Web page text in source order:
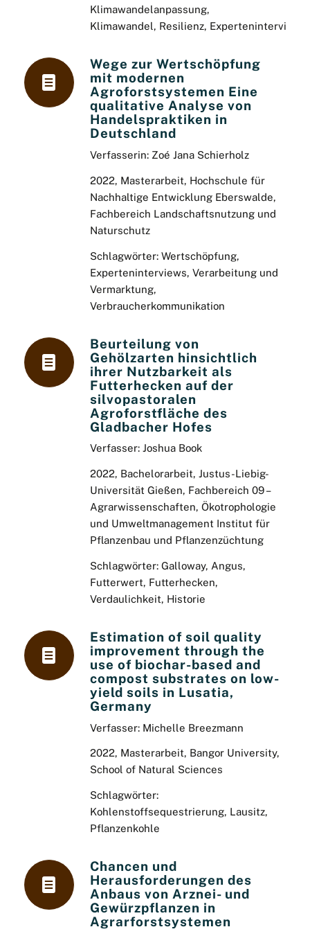
Klimawandelanpassung,
Klimawandel, Resilienz, Experteninterviews
Wege zur Wertschöpfung
mit modernen
Agroforstsystemen Eine
qualitative Analyse von
Handelspraktiken in
Deutschland
Verfasserin: Zoé Jana Schierholz
2022, Masterarbeit, Hochschule für
Nachhaltige Entwicklung Eberswalde,
Fachbereich Landschaftsnutzung und
Naturschutz
Schlagwörter: Wertschöpfung,
Experteninterviews, Verarbeitung und
Vermarktung,
Verbraucherkommunikation
Beurteilung von
Gehölzarten hinsichtlich
ihrer Nutzbarkeit als
Futterhecken auf der
silvopastoralen
Agroforstfläche des
Gladbacher Hofes
Verfasser: Joshua Book
2022, Bachelorarbeit, Justus-Liebig-
Universität Gießen, Fachbereich 09 –
Agrarwissenschaften, Ökotrophologie
und Umweltmanagement Institut für
Pflanzenbau und Pflanzenzüchtung
Schlagwörter: Galloway, Angus,
Futterwert, Futterhecken,
Verdaulichkeit, Historie
Estimation of soil quality
improvement through the
use of biochar-based and
compost substrates on low-
yield soils in Lusatia,
Germany
Verfasser: Michelle Breezmann
2022, Masterarbeit, Bangor University,
School of Natural Sciences
Schlagwörter:
Kohlenstoffsequestrierung, Lausitz,
Pflanzenkohle
Chancen und
Herausforderungen des
Anbaus von Arznei- und
Gewürzpflanzen in
Agrarforstsystemen